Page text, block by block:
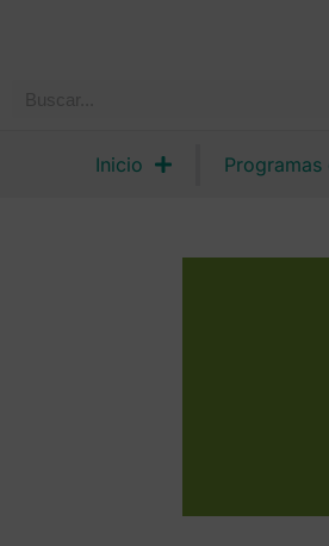
Inicio